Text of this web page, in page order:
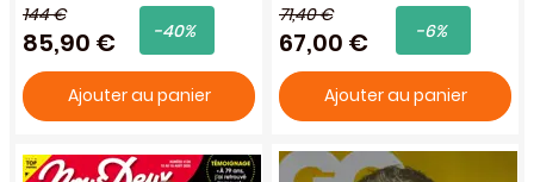
144 €
85,90 € -40%
Ajouter au panier
71,40 €
67,00 € -6%
Ajouter au panier